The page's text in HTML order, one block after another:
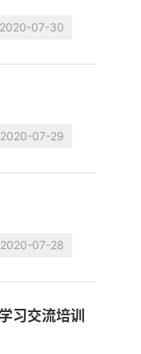
2020-07-30
2020-07-29
2020-07-28
习交流培训